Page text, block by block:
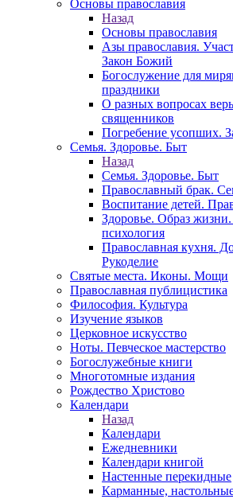
Основы православия
Назад
Основы православия
Азы православия.
Закон Божий
Богослужение для
праздники
О разных вопросах
священников
Погребение усопших.
Семья. Здоровье. Быт
Назад
Семья. Здоровье. Быт
Православный брак.
Воспитание детей.
Здоровье. Образ
психология
Православная кухня.
Рукоделие
Святые места. Иконы. Мощи
Православная публицистика
Философия. Культура
Изучение языков
Церковное искусство
Ноты. Певческое мастерство
Богослужебные книги
Многотомные издания
Рождество Христово
Календари
Назад
Календари
Ежедневники
Календари книгой
Настенные перекидные
Карманные,